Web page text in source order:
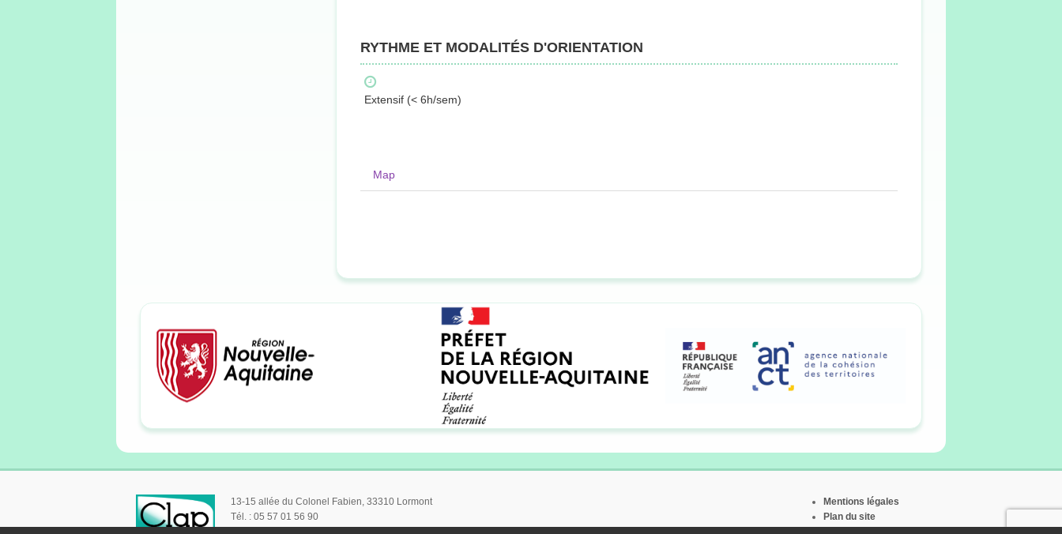
RYTHME ET MODALITÉS D'ORIENTATION
Extensif (< 6h/sem)
Map
13-15 allée du Colonel Fabien, 33310 Lormont
Tél. : 05 57 01 56 90
Mentions légales
Plan du site